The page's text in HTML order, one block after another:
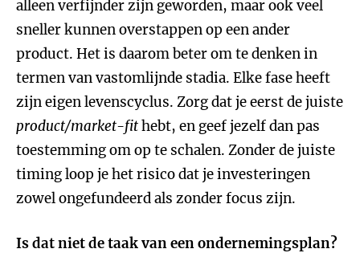
alleen verfijnder zijn geworden, maar ook veel
sneller kunnen overstappen op een ander
product. Het is daarom beter om te denken in
termen van vastomlijnde stadia. Elke fase heeft
zijn eigen levenscyclus. Zorg dat je eerst de juiste
product/market-fithebt, en geef jezelf dan pas
toestemming om op te schalen. Zonder de juiste
timing loop je het risico dat je investeringen
zowel ongefundeerd als zonder focus zijn.
Is dat niet de taak van een ondernemingsplan?